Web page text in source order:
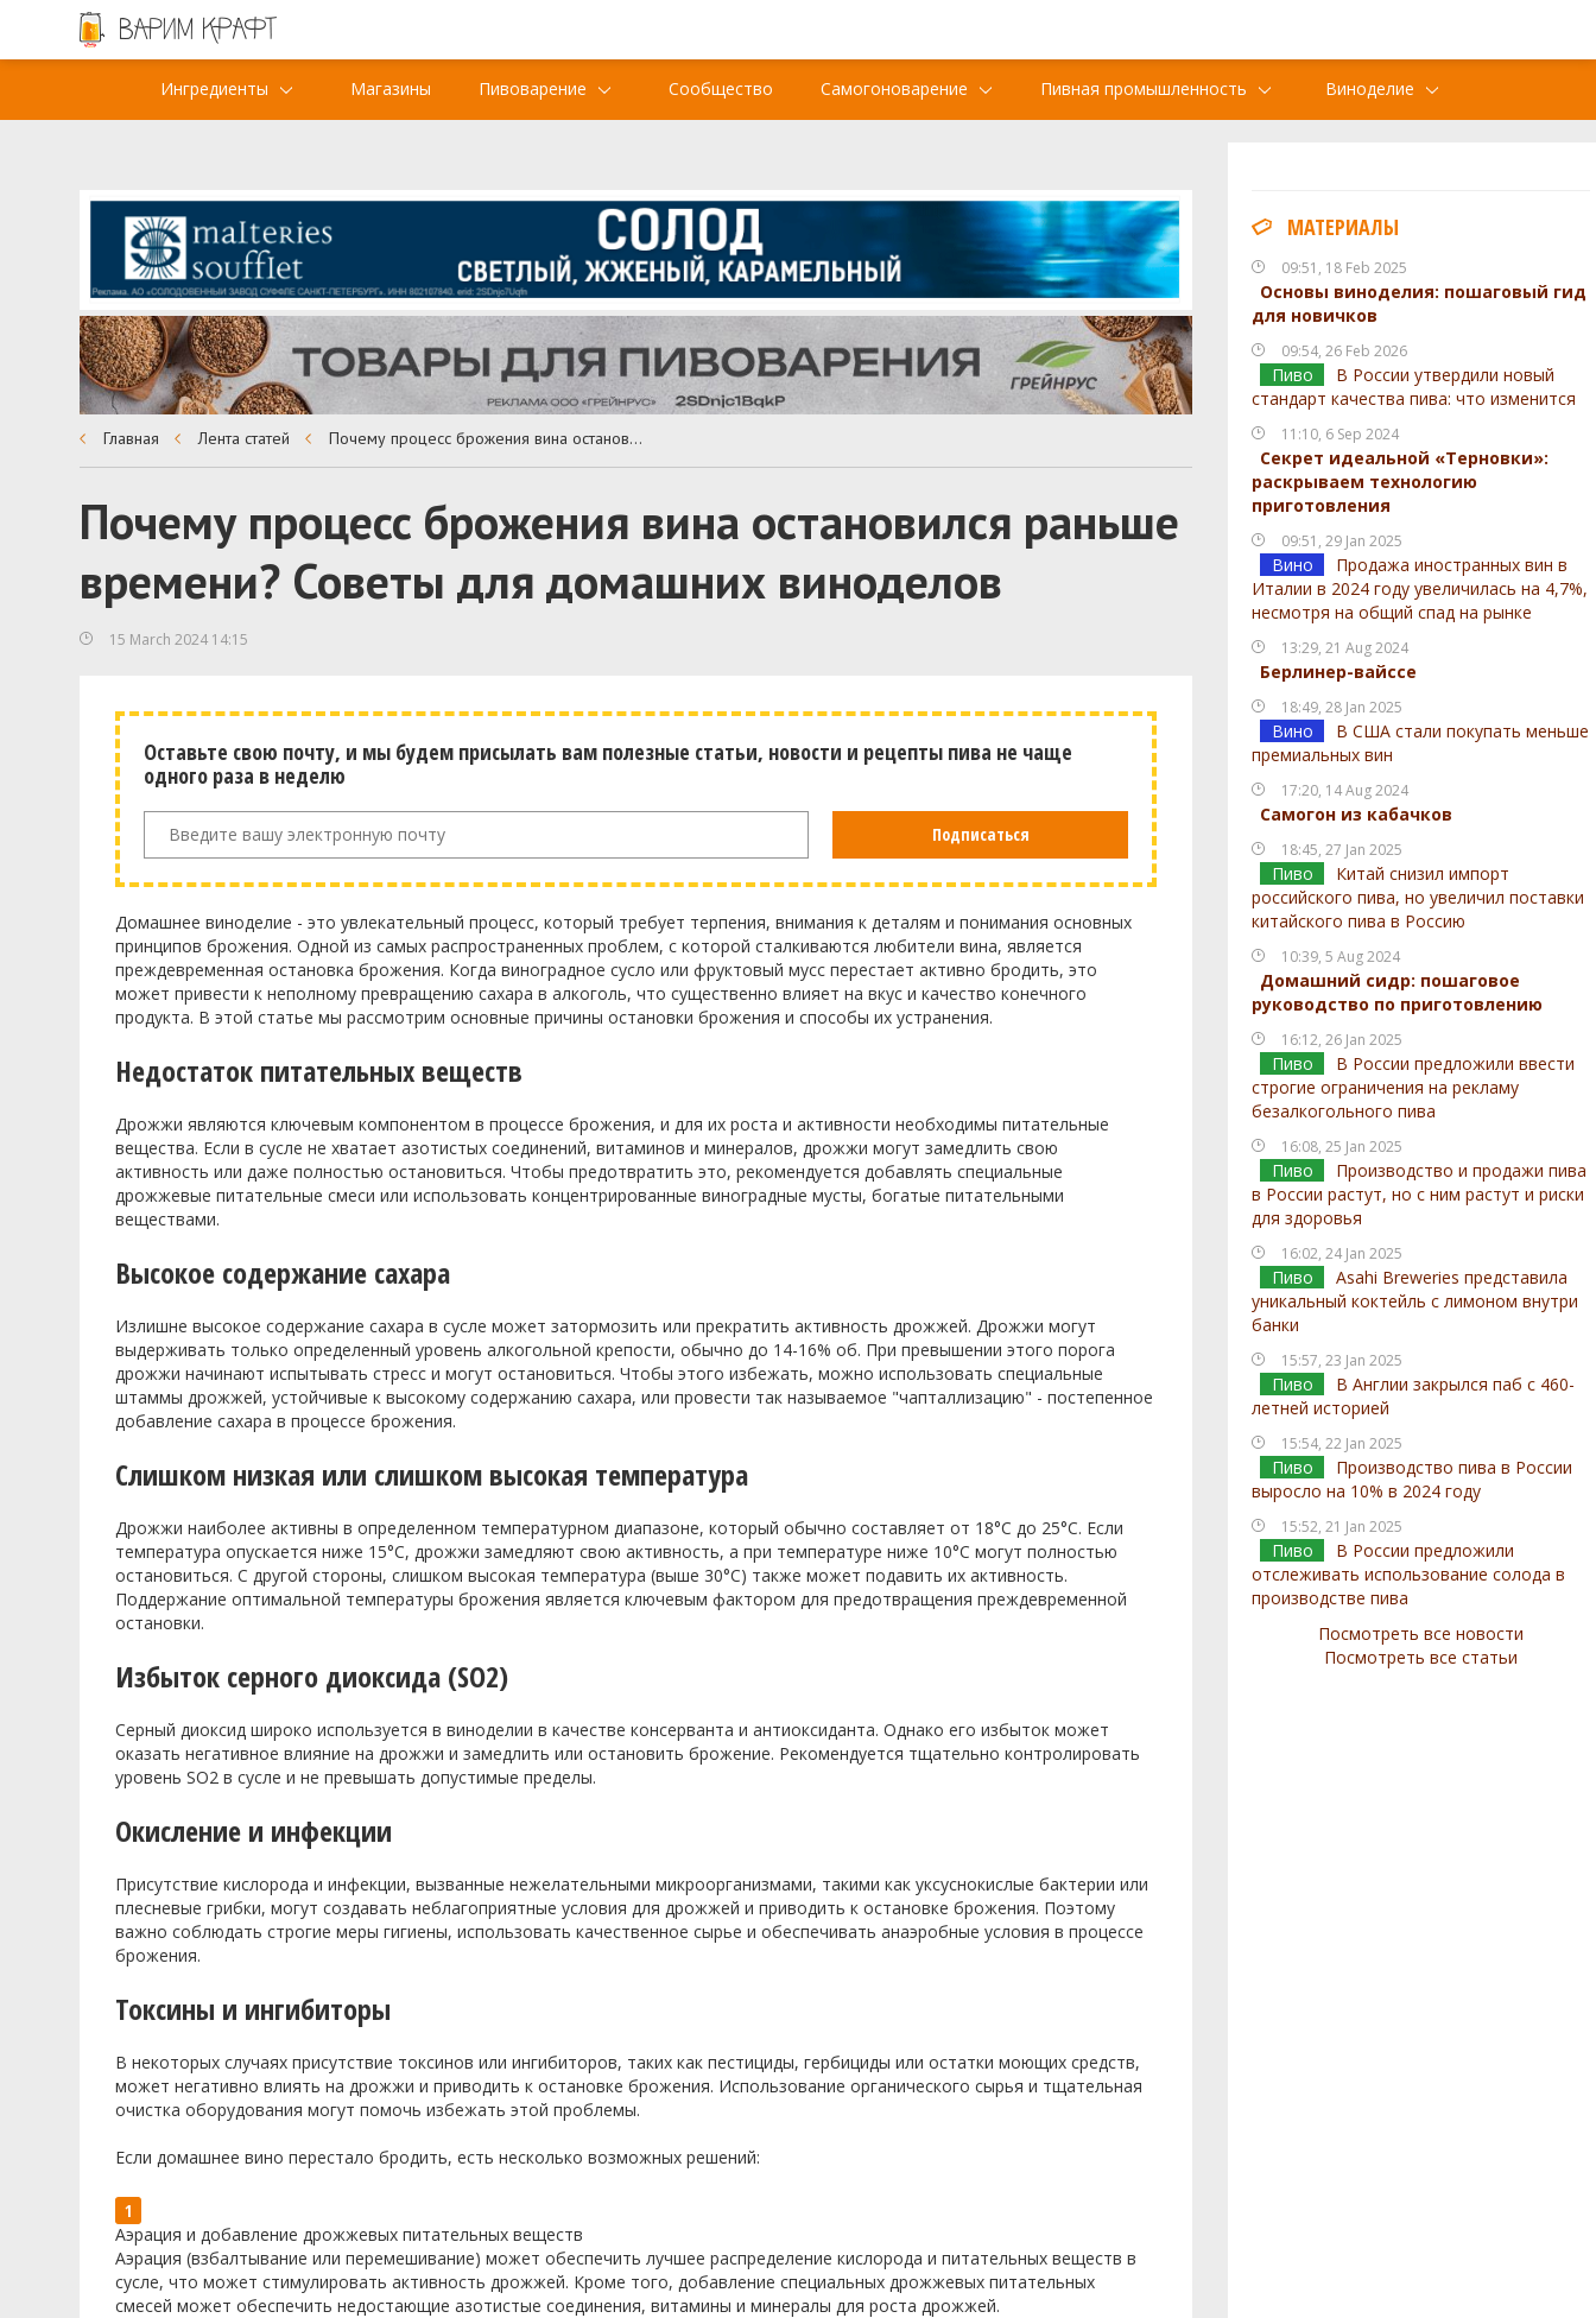
Ингредиенты Магазины Пивоварение Сообщество Самогоноварение Пивная промышленность Виноделие
МАТЕРИАЛЫ
09:51, 18 Feb 2025
Основы виноделия: пошаговый гид
для новичков
09:54, 26 Feb 2026
Пиво
В России утвердили новый
стандарт качества пива: что изменится
11:10, 6 Sep 2024
Секрет идеальной «Терновки»:
раскрываем технологию
приготовления
09:51, 29 Jan 2025
Вино
Продажа иностранных вин в
Италии в 2024 году увеличилась на 4,7%,
несмотря на общий спад на рынке
13:29, 21 Aug 2024
Берлинер-вайссе
18:49, 28 Jan 2025
Вино
В США стали покупать меньше
премиальных вин
17:20, 14 Aug 2024
Самогон из кабачков
18:45, 27 Jan 2025
Пиво
Китай снизил импорт
российского пива, но увеличил поставки
китайского пива в Россию
10:39, 5 Aug 2024
Домашний сидр: пошаговое
руководство по приготовлению
16:12, 26 Jan 2025
Пиво
В России предложили ввести
строгие ограничения на рекламу
безалкогольного пива
16:08, 25 Jan 2025
Пиво
Производство и продажи пива
в России растут, но с ним растут и риски
для здоровья
16:02, 24 Jan 2025
Пиво
Asahi Breweries представила
уникальный коктейль с лимоном внутри
банки
15:57, 23 Jan 2025
Пиво
В Англии закрылся паб с 460-
летней историей
15:54, 22 Jan 2025
Пиво
Производство пива в России
выросло на 10% в 2024 году
15:52, 21 Jan 2025
Пиво
В России предложили
отслеживать использование солода в
производстве пива
Посмотреть все новости
Посмотреть все статьи
Главная Лента статей Почему процесс брожения вина остановился раньше времени? Советы для домашних виноделов
Почему процесс брожения вина остановился раньше
времени? Советы для домашних виноделов
15 March 2024 14:15
Оставьте свою почту, и мы будем присылать вам полезные статьи, новости и рецепты пива не чаще
одного раза в неделю
Подписаться
Домашнее виноделие - это увлекательный процесс, который требует терпения, внимания к деталям и понимания основных
принципов брожения. Одной из самых распространенных проблем, с которой сталкиваются любители вина, является
преждевременная остановка брожения. Когда виноградное сусло или фруктовый мусс перестает активно бродить, это
может привести к неполному превращению сахара в алкоголь, что существенно влияет на вкус и качество конечного
продукта. В этой статье мы рассмотрим основные причины остановки брожения и способы их устранения.
Недостаток питательных веществ
Дрожжи являются ключевым компонентом в процессе брожения, и для их роста и активности необходимы питательные
вещества. Если в сусле не хватает азотистых соединений, витаминов и минералов, дрожжи могут замедлить свою
активность или даже полностью остановиться. Чтобы предотвратить это, рекомендуется добавлять специальные
дрожжевые питательные смеси или использовать концентрированные виноградные мусты, богатые питательными
веществами.
Высокое содержание сахара
Излишне высокое содержание сахара в сусле может затормозить или прекратить активность дрожжей. Дрожжи могут
выдерживать только определенный уровень алкогольной крепости, обычно до 14-16% об. При превышении этого порога
дрожжи начинают испытывать стресс и могут остановиться. Чтобы этого избежать, можно использовать специальные
штаммы дрожжей, устойчивые к высокому содержанию сахара, или провести так называемое "чапталлизацию" - постепенное
добавление сахара в процессе брожения.
Слишком низкая или слишком высокая температура
Дрожжи наиболее активны в определенном температурном диапазоне, который обычно составляет от 18°C до 25°C. Если
температура опускается ниже 15°C, дрожжи замедляют свою активность, а при температуре ниже 10°C могут полностью
остановиться. С другой стороны, слишком высокая температура (выше 30°C) также может подавить их активность.
Поддержание оптимальной температуры брожения является ключевым фактором для предотвращения преждевременной
остановки.
Избыток серного диоксида (SO2)
Серный диоксид широко используется в виноделии в качестве консерванта и антиоксиданта. Однако его избыток может
оказать негативное влияние на дрожжи и замедлить или остановить брожение. Рекомендуется тщательно контролировать
уровень SO2 в сусле и не превышать допустимые пределы.
Окисление и инфекции
Присутствие кислорода и инфекции, вызванные нежелательными микроорганизмами, такими как уксуснокислые бактерии или
плесневые грибки, могут создавать неблагоприятные условия для дрожжей и приводить к остановке брожения. Поэтому
важно соблюдать строгие меры гигиены, использовать качественное сырье и обеспечивать анаэробные условия в процессе
брожения.
Токсины и ингибиторы
В некоторых случаях присутствие токсинов или ингибиторов, таких как пестициды, гербициды или остатки моющих средств,
может негативно влиять на дрожжи и приводить к остановке брожения. Использование органического сырья и тщательная
очистка оборудования могут помочь избежать этой проблемы.
Если домашнее вино перестало бродить, есть несколько возможных решений:
Аэрация и добавление дрожжевых питательных веществ
Аэрация (взбалтывание или перемешивание) может обеспечить лучшее распределение кислорода и питательных веществ в
сусле, что может стимулировать активность дрожжей. Кроме того, добавление специальных дрожжевых питательных
смесей может обеспечить недостающие азотистые соединения, витамины и минералы для роста дрожжей.